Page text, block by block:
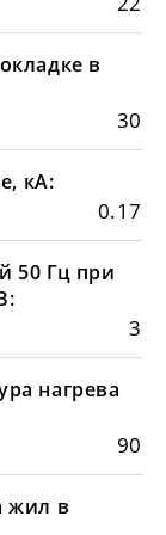
в
30
кА:
0.17
50 Гц при
3
нагрева
90
жил в